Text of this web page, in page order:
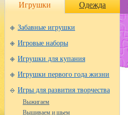
Игрушки Одежда
Забавные игрушки
Игровые наборы
Игрушки для купания
Игрушки первого года жизни
Игры для развития творчества
Выжигаем
Вышиваем и шьем